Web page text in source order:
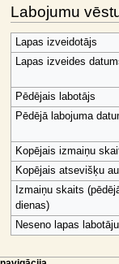
Labojumu
Lapas izveidotājs
Lapas izveides
Pēdējais labotājs
Pēdējā labojuma
Kopējais izmaiņu
Kopējais atsevišķu
Izmaiņu skaits
dienas)
Neseno lapas